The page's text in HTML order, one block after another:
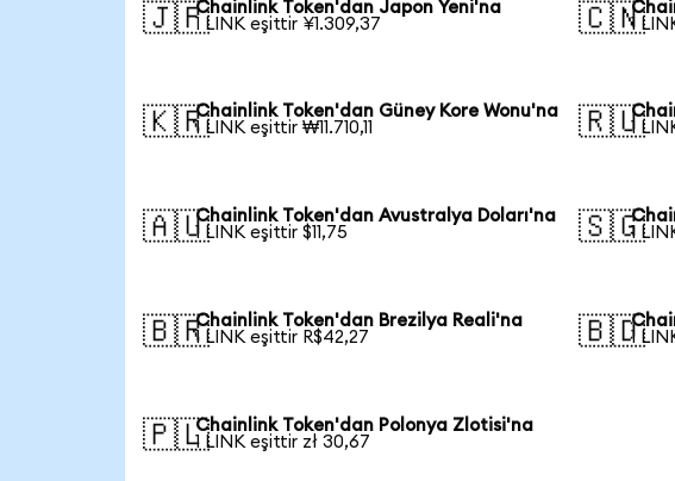
🇯🇵Chainlink Token'dan Japon Yeni'na
1 LINK eşittir ¥1.309,37
🇨🇳
1
🇰🇷Chainlink Token'dan Güney Kore Wonu'na
1 LINK eşittir ₩11.710,11
🇷🇺
1
🇦🇺Chainlink Token'dan Avustralya Doları'na
1 LINK eşittir $11,75
🇸🇬
1
🇧🇷Chainlink Token'dan Brezilya Reali'na
1 LINK eşittir R$42,27
🇧🇩
1
🇵🇱Chainlink Token'dan Polonya Zlotisi'na
1 LINK eşittir zł 30,67